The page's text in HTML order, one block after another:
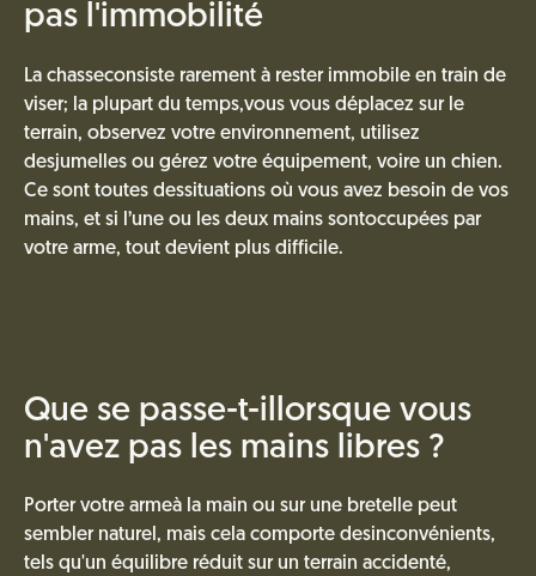
pas l'immobilité
La chasseconsiste rarement à rester immobile en train de
viser; la plupart du temps,vous vous déplacez sur le
terrain, observez votre environnement, utilisez
desjumelles ou gérez votre équipement, voire un chien.
Ce sont toutes dessituations où vous avez besoin de vos
mains, et si l’une ou les deux mains sontoccupées par
votre arme, tout devient plus difficile.
Que se passe-t-illorsque vous
n'avez pas les mains libres ?
Porter votre armeà la main ou sur une bretelle peut
sembler naturel, mais cela comporte desinconvénients,
tels qu'un équilibre réduit sur un terrain accidenté,